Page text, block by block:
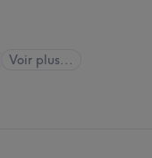
Voir plus...